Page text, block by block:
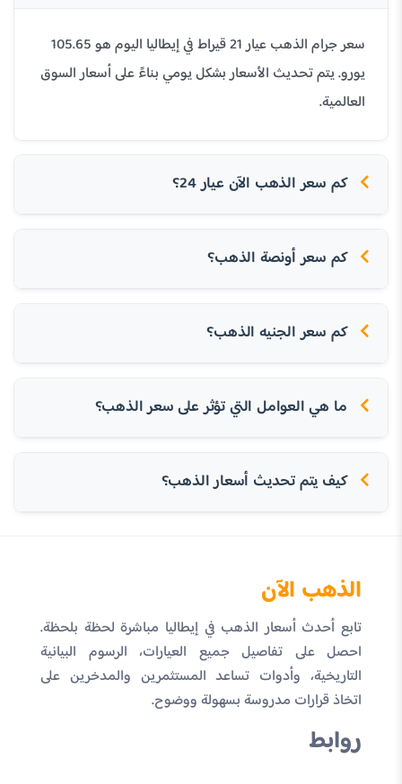
سعر جرام الذهب عيار 21 قيراط في إيطاليا اليوم هو 105.65
يورو. يتم تحديث الأسعار بشكل يومي بناءً على أسعار السوق
العالمية.
كم سعر الذهب الآن عيار 24؟
كم سعر أونصة الذهب؟
كم سعر الجنيه الذهب؟
ما هي العوامل التي تؤثر على سعر الذهب؟
كيف يتم تحديث أسعار الذهب؟
الذهب الآن
تابع أحدث أسعار الذهب في إيطاليا مباشرة لحظة بلحظة.
احصل على تفاصيل جميع العيارات، الرسوم البيانية
التاريخية، وأدوات تساعد المستثمرين والمدخرين على
اتخاذ قرارات مدروسة بسهولة ووضوح.
روابط